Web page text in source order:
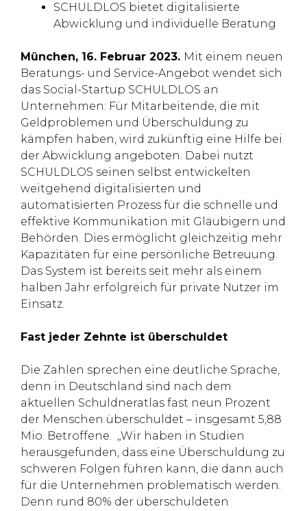
SCHULDLOS bietet digitalisierte
Abwicklung und individuelle Beratung
München, 16. Februar 2023. Mit einem neuen
Beratungs- und Service-Angebot wendet sich
das Social-Startup SCHULDLOS an
Unternehmen: Für Mitarbeitende, die mit
Geldproblemen und Überschuldung zu
kämpfen haben, wird zukünftig eine Hilfe bei
der Abwicklung angeboten. Dabei nutzt
SCHULDLOS seinen selbst entwickelten
weitgehend digitalisierten und
automatisierten Prozess für die schnelle und
effektive Kommunikation mit Gläubigern und
Behörden. Dies ermöglicht gleichzeitig mehr
Kapazitäten für eine persönliche Betreuung.
Das System ist bereits seit mehr als einem
halben Jahr erfolgreich für private Nutzer im
Einsatz.
Fast jeder Zehnte ist überschuldet
Die Zahlen sprechen eine deutliche Sprache,
denn in Deutschland sind nach dem
aktuellen Schuldneratlas fast neun Prozent
der Menschen überschuldet – insgesamt 5,88
Mio. Betroffene. „Wir haben in Studien
herausgefunden, dass eine Überschuldung zu
schweren Folgen führen kann, die dann auch
für die Unternehmen problematisch werden.
Denn rund 80% der überschuldeten